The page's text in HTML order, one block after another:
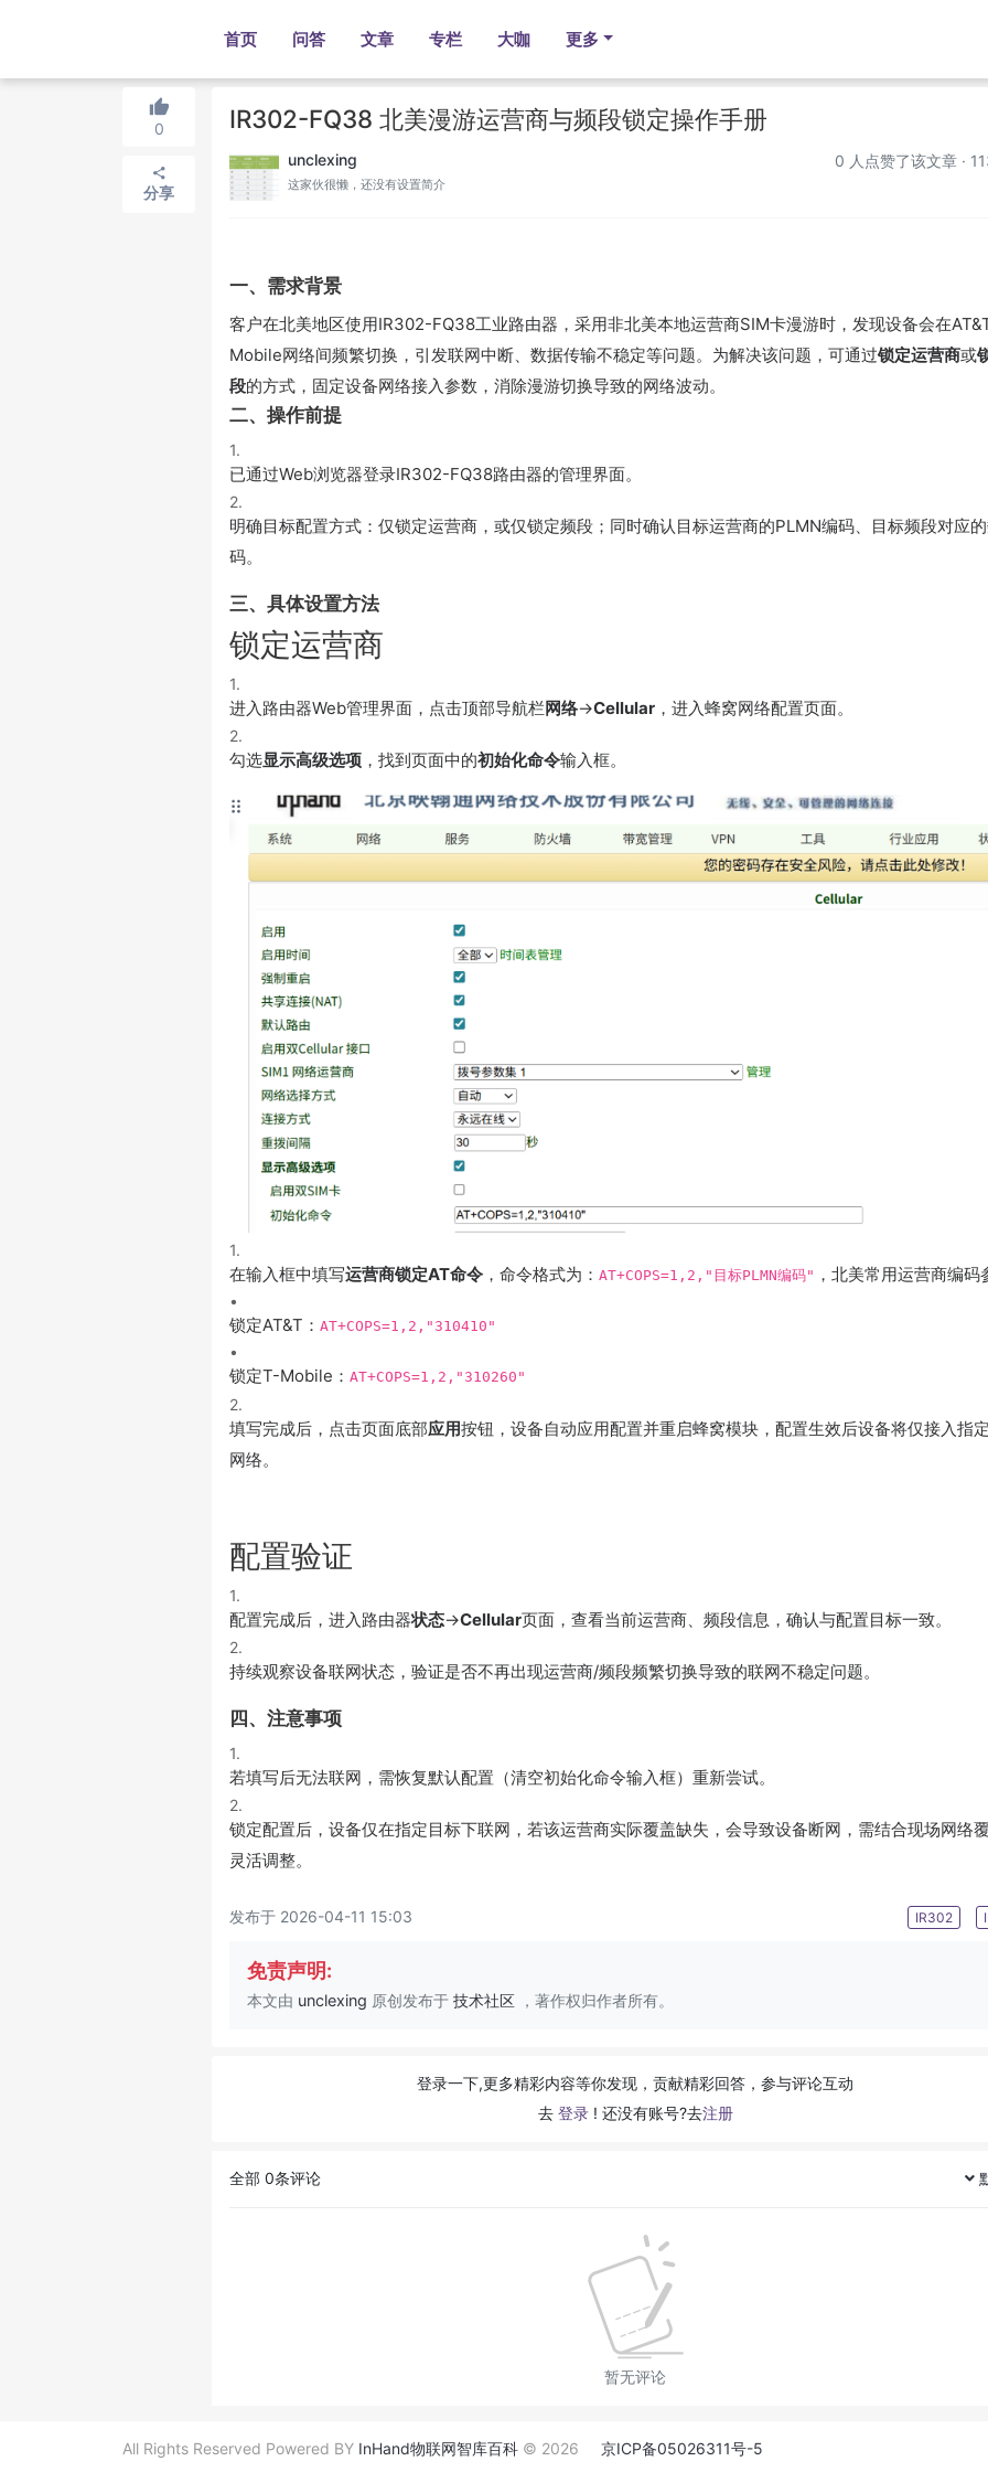
首页 问答 文章 专栏 大咖 更多
0
分享
IR302-FQ38 北美漫游运营商与频段锁定操作手册
unclexing
这家伙很懒，还没有设置简介
0 人点赞了该文章 ·
一、需求背景
客户在北美地区使用IR302-FQ38工业路由器，采用非北美本地运营商SIM卡漫游时，发现设备会在
Mobile网络间频繁切换，引发联网中断、数据传输不稳定等问题。为解决该问题，可通过锁定运营商或
段的方式，固定设备网络接入参数，消除漫游切换导致的网络波动。
二、操作前提
1.
已通过Web浏览器登录IR302-FQ38路由器的管理界面。
2.
明确目标配置方式：仅锁定运营商，或仅锁定频段；同时确认目标运营商的PLMN编码、目标频段对应
码。
三、具体设置方法
锁定运营商
1.
进入路由器Web管理界面，点击顶部导航栏网络→Cellular ，进入蜂窝网络配置页面。
2.
勾选显示高级选项 ，找到页面中的初始化命令输入框。
1.
在输入框中填写运营商锁定AT命令 ，命令格式为： AT+COPS=1,2,"目标PLMN编码" ，北美常用运营商编码
•
锁定AT&T： AT+COPS=1,2,"310410"
•
锁定T-Mobile： AT+COPS=1,2,"310260"
2.
填写完成后，点击页面底部应用按钮，设备自动应用配置并重启蜂窝模块，配置生效后设备将仅接入指
网络。
配置验证
1.
配置完成后，进入路由器状态→Cellular页面，查看当前运营商、频段信息，确认与配置目标一致。
2.
持续观察设备联网状态，验证是否不再出现运营商/频段频繁切换导致的联网不稳定问题。
四、注意事项
1.
若填写后无法联网，需恢复默认配置（清空初始化命令输入框）重新尝试。
2.
锁定配置后，设备仅在指定目标下联网，若该运营商实际覆盖缺失，会导致设备断网，需结合现场网络
灵活调整。
发布于 2026-04-11 15:03 IR302
免责声明:
本文由 unclexing 原创发布于 技术社区 ，著作权归作者所有。
登录一下,更多精彩内容等你发现，贡献精彩回答，参与评论互动
去 登录 ! 还没有账号?去注册
全部 0条评论
暂无评论
All Rights Reserved Powered BY InHand物联网智库百科 © 2026 京ICP备05026311号-5